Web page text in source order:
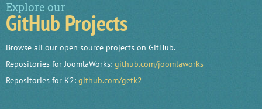
Explore our
GitHub Projects
Browse all our open source projects on GitHub.
Repositories for JoomlaWorks: github.com/joomlaworks
Repositories for K2: github.com/getk2